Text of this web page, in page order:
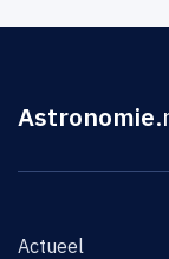
Astronomie
Actueel